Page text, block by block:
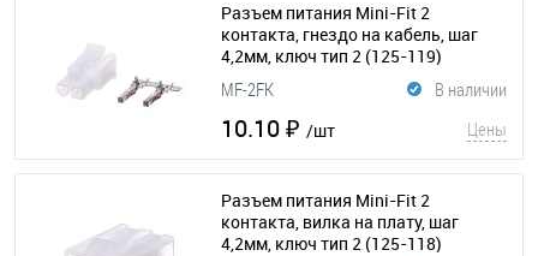
Разъем питания Mini-Fit 2
контакта, гнездо на кабель, шаг
4,2мм, ключ тип 2 (125-119)
В наличии
MF-2FK
10.10 ₽ /шт Цены
Разъем питания Mini-Fit 2
контакта, вилка на плату, шаг
4,2мм, ключ тип 2 (125-118)